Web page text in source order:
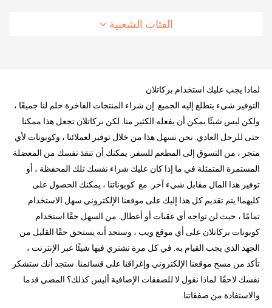
الفئات الشعبية
لماذا يجب عليك استخدام بركاتلان
التوفير شيء يتطلع إليه الجميع. إن شراء المنتجات الفاخرة حلم لنا جميعًا ،
ولكن ليس شيئًا يمكن أن يفعله الكثير منا. لكن بركاتلان تجعل هذا ممكنا
حتى للرجل العادي. نحن نسهل هذا من خلال توفير لعملائنا ، وكوبونات لأي
متجر ، من التسوق إلى المطعم للسفر. يمكنك أن تنقذ نفسك من المعضلة
المستمرة المتمثلة في ما إذا كان عليك شراء نفسك تلك المحفظة ، أو
توفير هذا المال مقابل شيء آخر. مع كوبوناتنا ، يمكنك الحصول على
كليهما! يتم تقديم كل هذا إليك على موقعنا الإلكتروني سهل الاستخدام
تمامًا ، حيث لن تواجه أي عقبات أو أعطال. من السهل حقًا استخدام
كوبونات بركاتلان على أي موقع ويب ، وستجد أنه يستحق حقًا القليل من
الجهد الذي يجب القيام به. في كل مرة تشتري فيها شيئًا عبر الإنترنت ،
تأكد من مسح موقعنا الإلكتروني وإغراقنا على قسائمنا. ستجد أنك ستشكر
نفسك لاحقًا. لماذا نقول لا للصفقات الإضافية أليس كذلك؟ المضي قدما
والاستفادة من صفقاتنا.